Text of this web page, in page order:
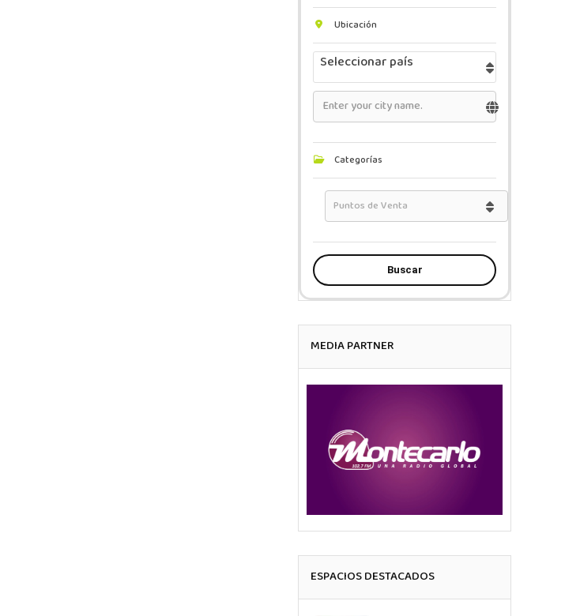
Ubicación
Seleccionar país
Categorías
Buscar
MEDIA PARTNER
ESPACIOS DESTACADOS